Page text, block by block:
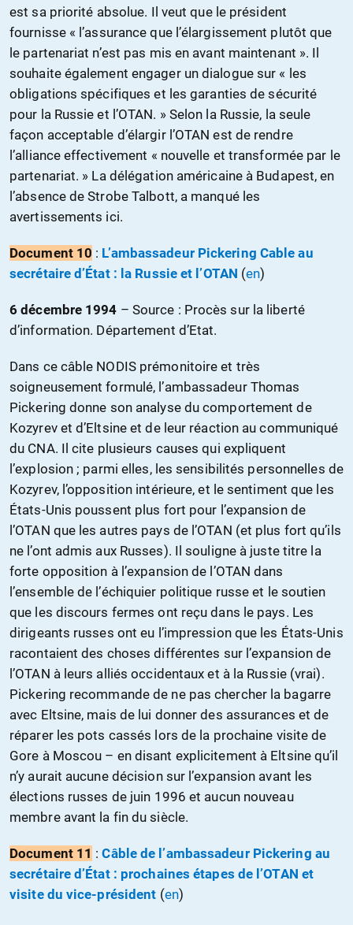
est sa priorité absolue. Il veut que le président
fournisse « l’assurance que l’élargissement plutôt que
le partenariat n’est pas mis en avant maintenant ». Il
souhaite également engager un dialogue sur « les
obligations spécifiques et les garanties de sécurité
pour la Russie et l’OTAN. » Selon la Russie, la seule
façon acceptable d’élargir l’OTAN est de rendre
l’alliance effectivement « nouvelle et transformée par le
partenariat. » La délégation américaine à Budapest, en
l’absence de Strobe Talbott, a manqué les
avertissements ici.
Document 10 : L’ambassadeur Pickering Cable au
secrétaire d’État : la Russie et l’OTAN (en)
6 décembre 1994 – Source : Procès sur la liberté
d’information. Département d’Etat.
Dans ce câble NODIS prémonitoire et très
soigneusement formulé, l’ambassadeur Thomas
Pickering donne son analyse du comportement de
Kozyrev et d’Eltsine et de leur réaction au communiqué
du CNA. Il cite plusieurs causes qui expliquent
l’explosion ; parmi elles, les sensibilités personnelles de
Kozyrev, l’opposition intérieure, et le sentiment que les
États-Unis poussent plus fort pour l’expansion de
l’OTAN que les autres pays de l’OTAN (et plus fort qu’ils
ne l’ont admis aux Russes). Il souligne à juste titre la
forte opposition à l’expansion de l’OTAN dans
l’ensemble de l’échiquier politique russe et le soutien
que les discours fermes ont reçu dans le pays. Les
dirigeants russes ont eu l’impression que les États-Unis
racontaient des choses différentes sur l’expansion de
l’OTAN à leurs alliés occidentaux et à la Russie (vrai).
Pickering recommande de ne pas chercher la bagarre
avec Eltsine, mais de lui donner des assurances et de
réparer les pots cassés lors de la prochaine visite de
Gore à Moscou – en disant explicitement à Eltsine qu’il
n’y aurait aucune décision sur l’expansion avant les
élections russes de juin 1996 et aucun nouveau
membre avant la fin du siècle.
Document 11 :Câble de l’ambassadeur Pickering au
secrétaire d’État : prochaines étapes de l’OTAN et
visite du vice-président (en)